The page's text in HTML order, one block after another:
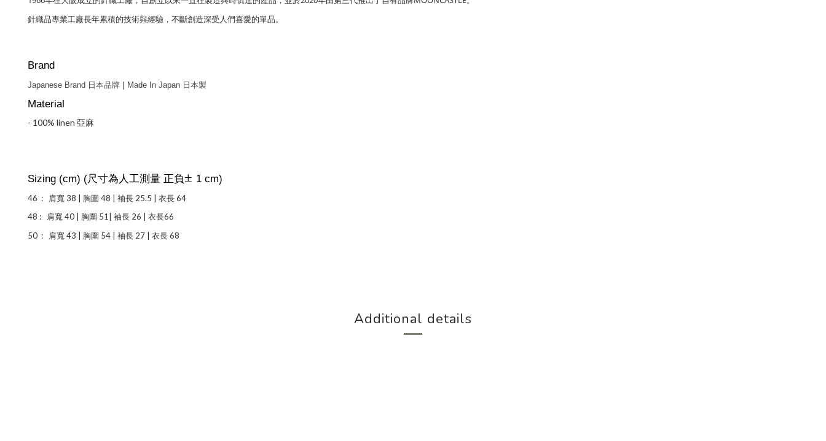
針織品專業工廠長年累積的技術與經驗 ， 不斷創造深受人們喜愛的單品。
Brand
Japanese Brand 日本品牌 | Made In Japan 日本製
Material
- 100% linen 亞麻
Sizing (cm) (尺寸為人工測量 正負± 1 cm)
46 : 肩寬 38 | 胸圍 48 | 袖長 25.5 | 衣長64
48 : 肩寬 40 | 胸圍 51| 袖長 26 | 衣長66
50 :
肩寬 43 | 胸圍 54 | 袖長 27 | 衣長68
Additional details